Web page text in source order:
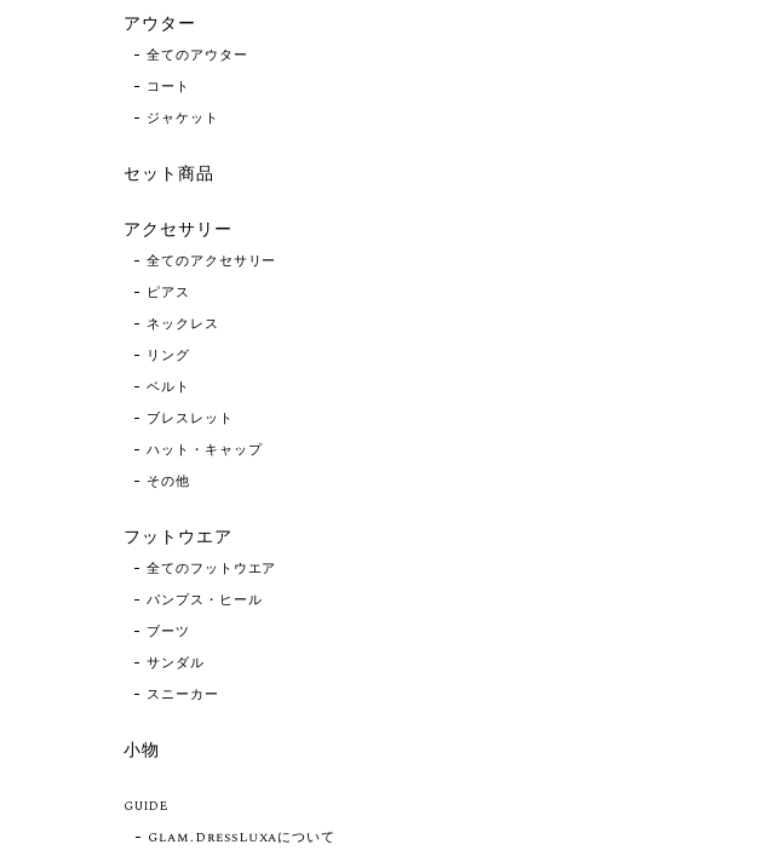
アウター
全てのアウター
コート
ジャケット
セット商品
アクセサリー
全てのアクセサリー
ピアス
ネックレス
リング
ベルト
ブレスレット
ハット・キャップ
その他
フットウエア
全てのフットウエア
パンプス・ヒール
ブーツ
サンダル
スニーカー
小物
GUIDE
Glam.DressLuxaについて